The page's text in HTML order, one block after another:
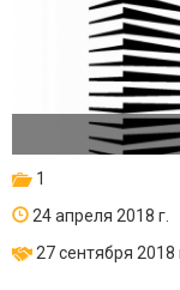
1
24 апреля 2018 г.
27 сентября 2018